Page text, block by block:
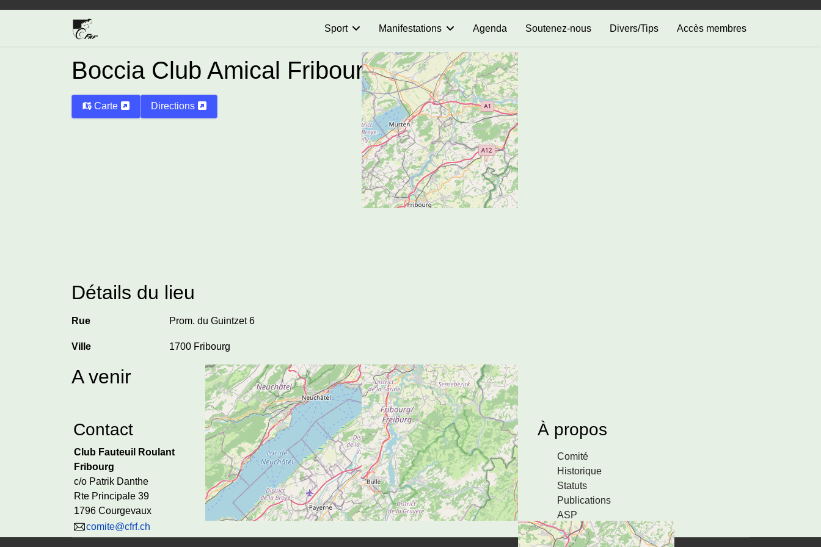
Sport Manifestations Agenda Soutenez-nous Divers/Tips Accès membres
Boccia Club Amical Fribourg
Carte Directions
Détails du lieu
Rue Prom. du Guintzet 6
Ville 1700 Fribourg
A venir
Contact
Club Fauteuil Roulant
Fribourg
c/o Patrik Danthe
Rte Principale 39
1796 Courgevaux
comite@cfrf.ch
Soutenez-nous
Toutes les informations pour votre versement
À propos
Comité
Historique
Statuts
Publications
ASP